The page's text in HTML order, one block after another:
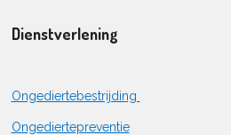
Dienstverlening
Ongediertebestrijding
Ongediertepreventie